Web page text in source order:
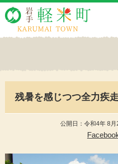
残暑を感じつつ全力疾走
公開日：令和4年 8